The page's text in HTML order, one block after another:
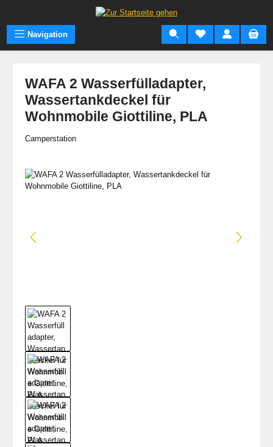
Zum Hauptinhalt springen
Navigation
WAFA 2 Wasserfülladapter,
Wassertankdeckel für
Wohnmobile Giottiline, PLA
Camperstation
Bildergalerie überspringen